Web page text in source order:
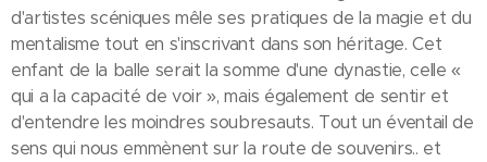
d'artistes scéniques mêle ses pratiques de la magie et du
mentalisme tout en s'inscrivant dans son héritage. Cet
enfant de la balle serait la somme d'une dynastie, celle «
qui a la capacité de voir », mais également de sentir et
d'entendre les moindres soubresauts. Tout un éventail de
sens qui nous emmènent sur la route de souvenirs.. et